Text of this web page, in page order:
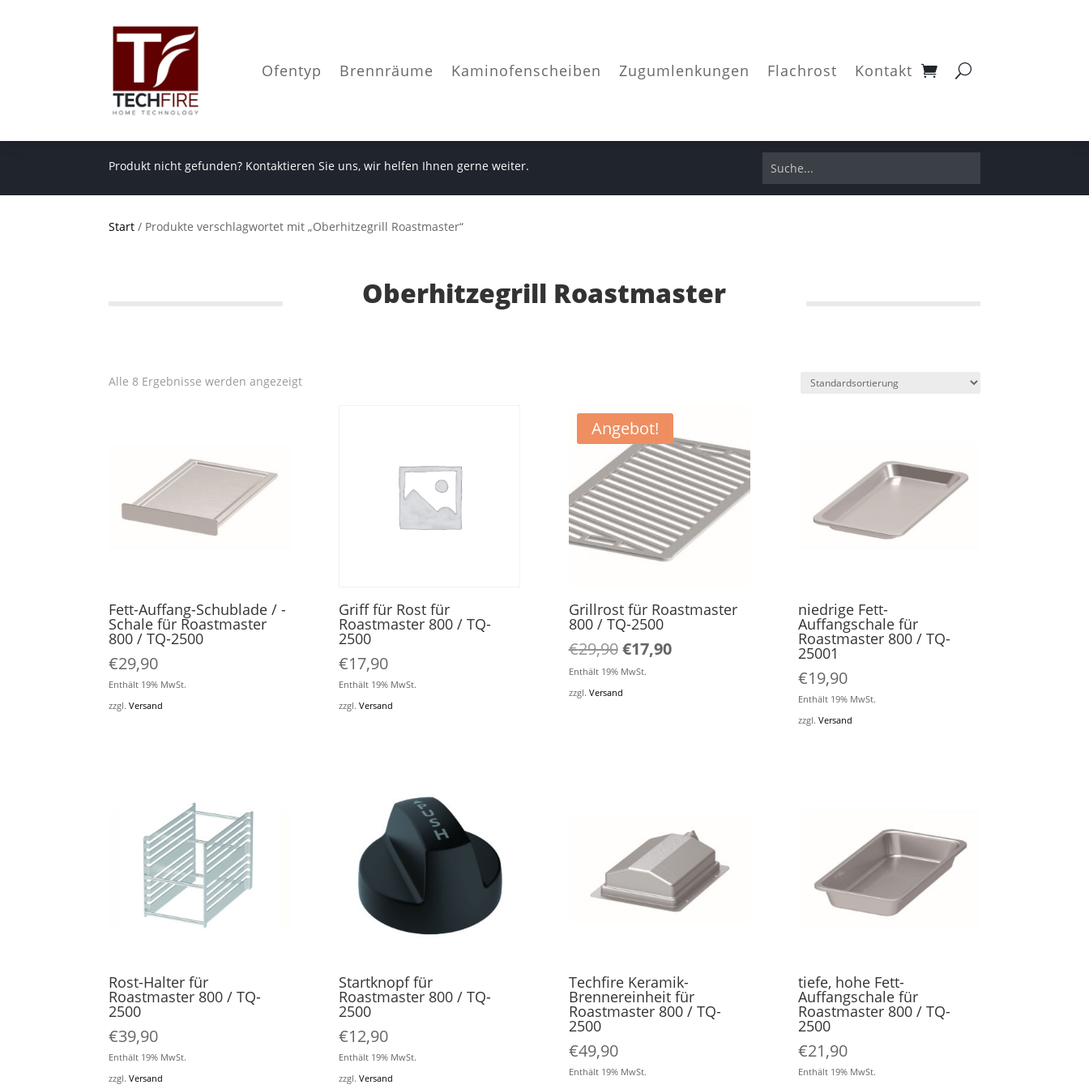
Ofentyp Brennräume Kaminofenscheiben Zugumlenkungen Flachrost Kontakt
Produkt nicht gefunden? Kontaktieren Sie uns, wir helfen Ihnen gerne weiter.
Start / Produkte verschlagwortet mit „Oberhitzegrill Roastmaster“
Oberhitzegrill Roastmaster
Alle 8 Ergebnisse werden angezeigt
Fett-Auffang-Schublade / -
Schale für Roastmaster
800 / TQ-2500
€29,90
Enthält 19% MwSt.
zzgl.Versand
Griff für Rost für
Roastmaster 800 / TQ-
2500
€17,90
Enthält 19% MwSt.
zzgl. Versand
Angebot!
Grillrost für Roastmaster
800 / TQ-2500
€29,90 Ursprünglicher
Preis
war:
€17,90Aktueller
Enthält 19% MwSt.
zzgl. Versand
niedrige Fett-
Auffangschale für
Roastmaster 800 / TQ-
25001
€19,90
Enthält 19% MwSt.
zzgl.Versand
Rost-Halter für
Roastmaster 800 / TQ-
2500
€39,90
Enthält 19% MwSt.
zzgl.Versand
Startknopf für
Roastmaster 800 / TQ-
2500
€12,90
Enthält 19% MwSt.
zzgl. Versand
Techfire Keramik-
Brennereinheit für
Roastmaster 800 / TQ-
2500
€49,90
Enthält 19% MwSt.
tiefe, hohe Fett-
Auffangschale für
Roastmaster 800 / TQ-
2500
€21,90
Enthält 19% MwSt.